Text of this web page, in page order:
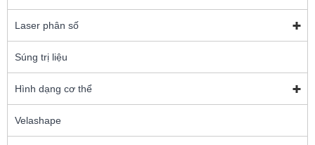
Laser phân số
Súng trị liệu
Hình dạng cơ thể
Velashape